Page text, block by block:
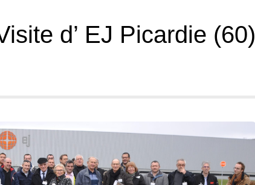
d’ EJ Picardie (60)